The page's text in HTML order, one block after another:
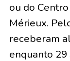
ou do
Mérieux.
receberam
enquanto 29